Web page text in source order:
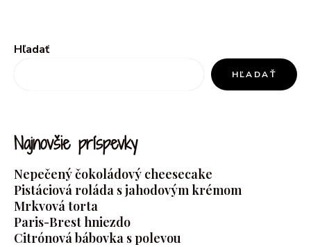
Hľadať
HĽADAŤ
Najnovšie príspevky
Nepečený čokoládový cheesecake
Pistáciová roláda s jahodovým krémom
Mrkvová torta
Paris-Brest hniezdo
Citrónová bábovka s polevou